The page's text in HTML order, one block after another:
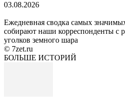
03.08.2026
Ежедневная сводка самых
собирают наши корреспонденты с
уголков земного шара
© 7zet.ru
БОЛЬШЕ ИСТОРИЙ